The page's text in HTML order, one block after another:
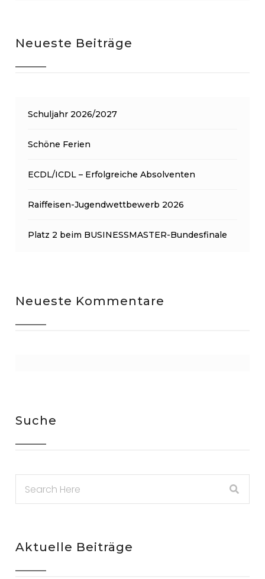
Neueste Beiträge
Schuljahr 2026/2027
Schöne Ferien
ECDL/ICDL – Erfolgreiche Absolventen
Raiffeisen-Jugendwettbewerb 2026
Platz 2 beim BUSINESSMASTER-Bundesfinale
Neueste Kommentare
Suche
Aktuelle Beiträge